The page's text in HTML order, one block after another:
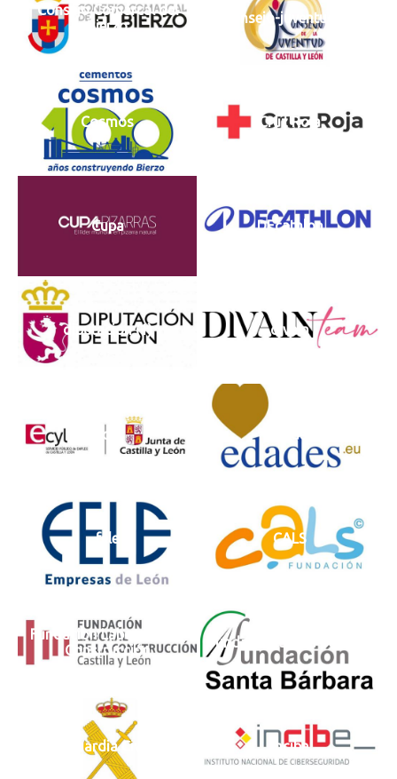
Consejo Comarcal del
Bierzo
consejo-juventud (1)
Cosmos Cruz Roja
Cupa DEcathlon
diputacion (1) divain
ecyl Edades
fele CALS
Fundacion Laboral de la
Construcción
Fundacion Santa Barbara
Guardia Civil incibe